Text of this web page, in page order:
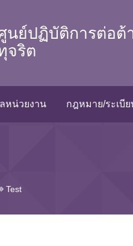
นย์ปฏิบัติการต่อต้
จริต
หน่วยงาน กฎหมาย/ระเบีย
Test